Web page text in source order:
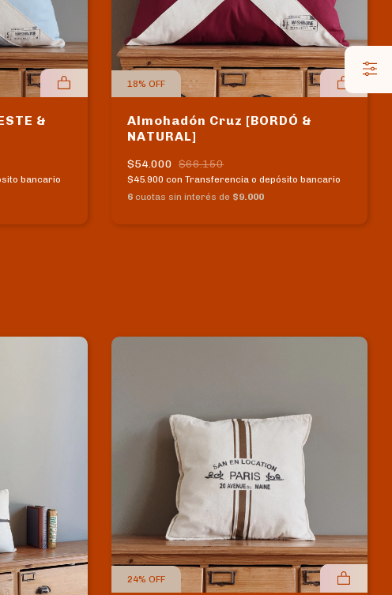
&
bancario
18% OFF
Almohadón Cruz [BORDÓ &
NATURAL]
$54.000 $66.150
$45.900 con Transferencia o depósito bancario
6 cuotas sin interés de $9.000
24% OFF